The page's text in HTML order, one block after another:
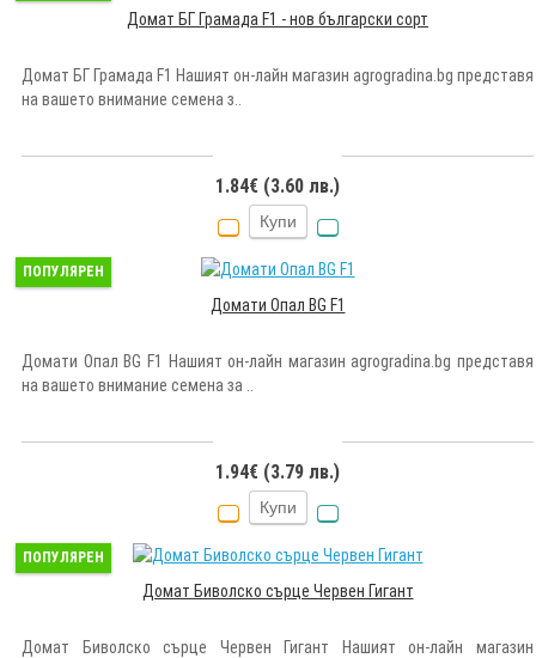
Домат БГ Грамада F1 - нов български сорт
Домат БГ Грамада F1 Нашият он-лайн магазин agrogradina.bg представя
на вашето внимание семена з..
1.84€ (3.60 лв.)
Купи
ПОПУЛЯРЕН
Домати Опал BG F1
Домати Опал BG F1 Нашият он-лайн магазин agrogradina.bg представя
на вашето внимание семена за ..
1.94€ (3.79 лв.)
Купи
ПОПУЛЯРЕН
Домат Биволско сърце Червен Гигант
Домат Биволско сърце Червен Гигант Нашият он-лайн магазин